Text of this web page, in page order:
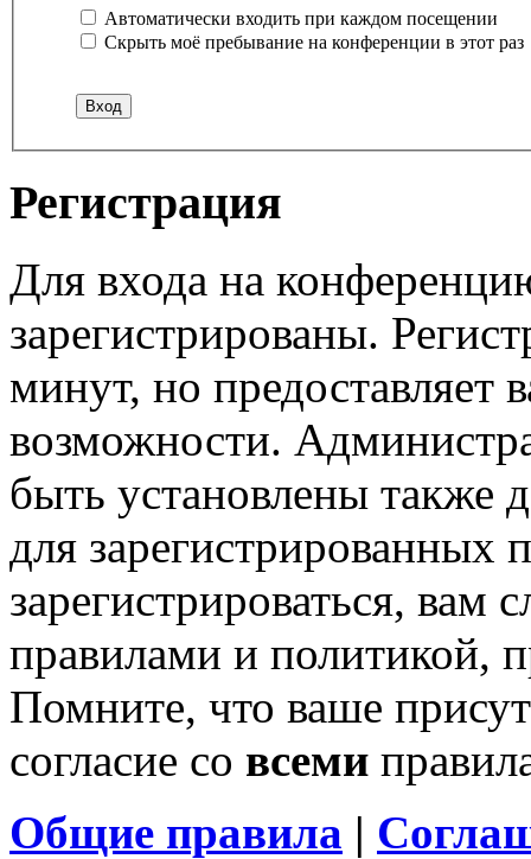
Автоматически входить при каждом посещении
Скрыть моё пребывание на конференции в этот раз
Регистрация
Для входа на
зарегистрированы.
минут, но предоставляет
возможности.
быть установлены также
для зарегистрированных
зарегистрироваться, вам
правилами и политикой,
Помните, что ваше
согласие со всеми
Общие правила |